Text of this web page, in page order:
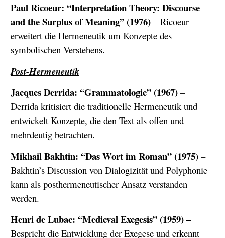
Paul Ricoeur: “Interpretation Theory: Discourse
and the Surplus of Meaning” (1976) – Ricoeur
erweitert die Hermeneutik um Konzepte des
symbolischen Verstehens.
Post-Hermeneutik
Jacques Derrida: “Grammatologie” (1967) –
Derrida kritisiert die traditionelle Hermeneutik und
entwickelt Konzepte, die den Text als offen und
mehrdeutig betrachten.
Mikhail Bakhtin: “Das Wort im Roman” (1975) –
Bakhtin’s Discussion von Dialogizität und Polyphonie
kann als posthermeneutischer Ansatz verstanden
werden.
Henri de Lubac: “Medieval Exegesis” (1959) –
Bespricht die Entwicklung der Exegese und erkennt